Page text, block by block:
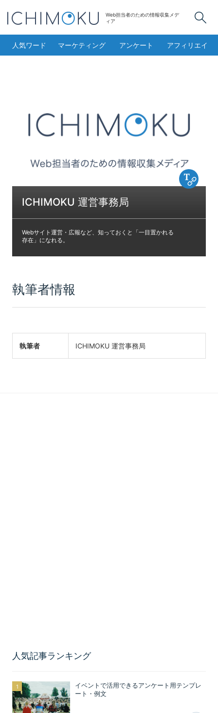
Web担当者のための情報収集メデ
ィア
人気ワード マーケティング アンケート アフィリエイト
ICHIMOKU 運営事務局
Webサイト運営・広報など、知っておくと「一目置かれる
存在」になれる。
執筆者情報
執筆者 ICHIMOKU 運営事務局
人気記事ランキング
イベントで活用できるアンケート用テンプレ
ート・例文